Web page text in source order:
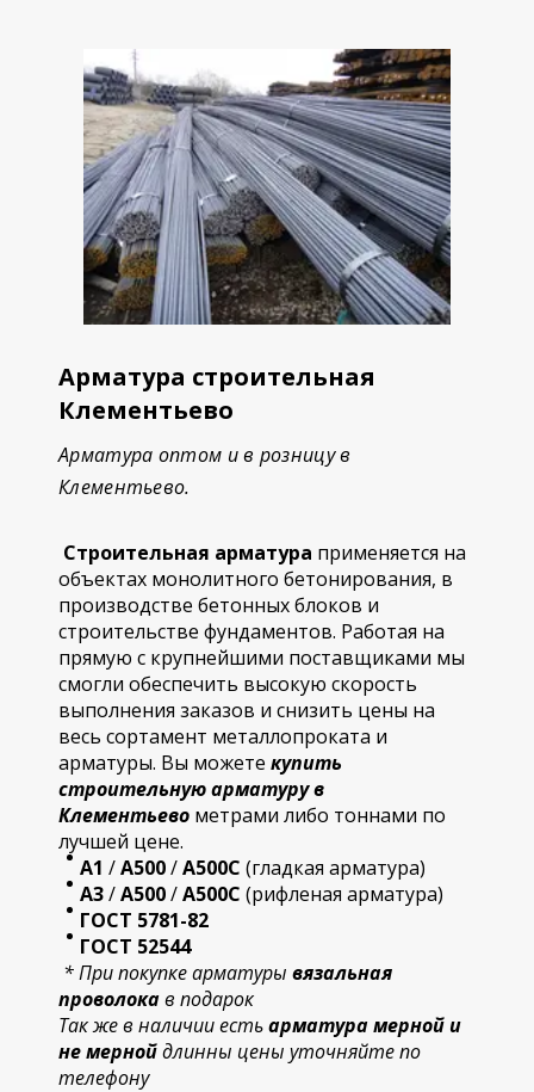
Арматура строительная
Клементьево
Арматура оптом и в розницу в
Клементьево.
Строительная арматура применяется на
объектах монолитного бетонирования, в
производстве бетонных блоков и
строительстве фундаментов. Работая на
прямую с крупнейшими поставщиками мы
смогли обеспечить высокую скорость
выполнения заказов и снизить цены на
весь сортамент металлопроката и
арматуры. Вы можете купить
строительнуюарматуру в
Клементьево метрами либо тоннами по
лучшей цене.
А1 /А500/А500С (гладкая арматура)
А3/А500/А500С (рифленая арматура)
ГОСТ 5781-82
ГОСТ 52544
* При покупке арматуры вязальная
проволокав подарок
Так же в наличии естьарматура мерной и
не мернойдлинны цены уточняйте по
телефону